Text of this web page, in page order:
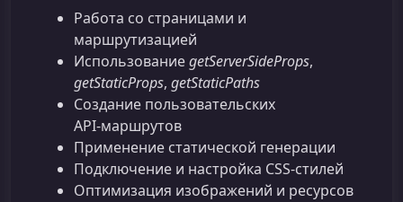
Работа со страницами и
маршрутизацией
ИспользованиеgetServerSideProps,
getStaticProps, getStaticPaths
Создание пользовательских
API‑маршрутов
Применение статической генерации
Подключение и настройка CSS‑стилей
Оптимизация изображений и ресурсов